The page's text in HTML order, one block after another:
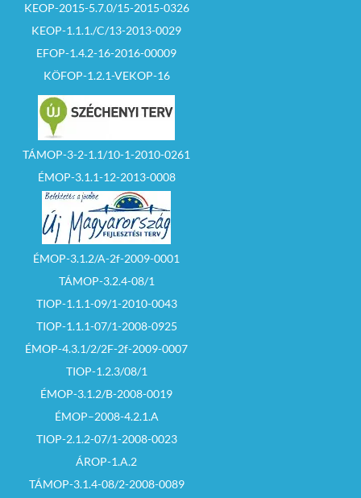
KEOP-2015-5.7.0/15-2015-0326
KEOP-1.1.1./C/13-2013-0029
EFOP-1.4.2-16-2016-00009
KÖFOP-1.2.1-VEKOP-16
TÁMOP-3-2-1.1/10-1-2010-0261
ÉMOP-3.1.1-12-2013-0008
ÉMOP-3.1.2/A-2f-2009-0001
TÁMOP-3.2.4-08/1
TIOP-1.1.1-09/1-2010-0043
TIOP-1.1.1-07/1-2008-0925
ÉMOP-4.3.1/2/2F-2f-2009-0007
TIOP-1.2.3/08/1
ÉMOP-3.1.2/B-2008-0019
ÉMOP–2008-4.2.1.A
TIOP-2.1.2-07/1-2008-0023
ÁROP-1.A.2
TÁMOP-3.1.4-08/2-2008-0089